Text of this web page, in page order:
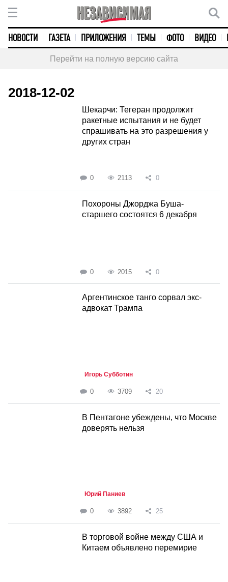
НОВОСТИ ГАЗЕТА ПРИЛОЖЕНИЯ ТЕМЫ ФОТО ВИДЕО
Перейти на полную версию сайта
2018-12-02
Шекарчи: Тегеран продолжит
ракетные испытания и не будет
спрашивать на это разрешения у
других стран
0 2113 0
Похороны Джорджа Буша-
старшего состоятся 6 декабря
0 2015 0
Аргентинское танго сорвал экс-
адвокат Трампа
Игорь Субботин
0 3709 20
В Пентагоне убеждены, что Москве
доверять нельзя
Юрий Паниев
0 3892 25
В торговой войне между США и
Китаем объявлено перемирие